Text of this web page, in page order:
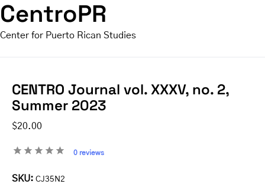
CentroPR
Center for Puerto Rican Studies
CENTRO Journal vol. XXXV, no. 2,
Summer 2023
$20.00
0 reviews
SKU: CJ35N2